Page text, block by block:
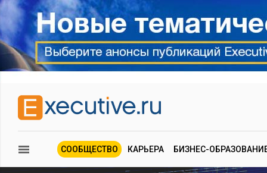
СООБЩЕСТВО КАРЬЕРА БИЗНЕС-